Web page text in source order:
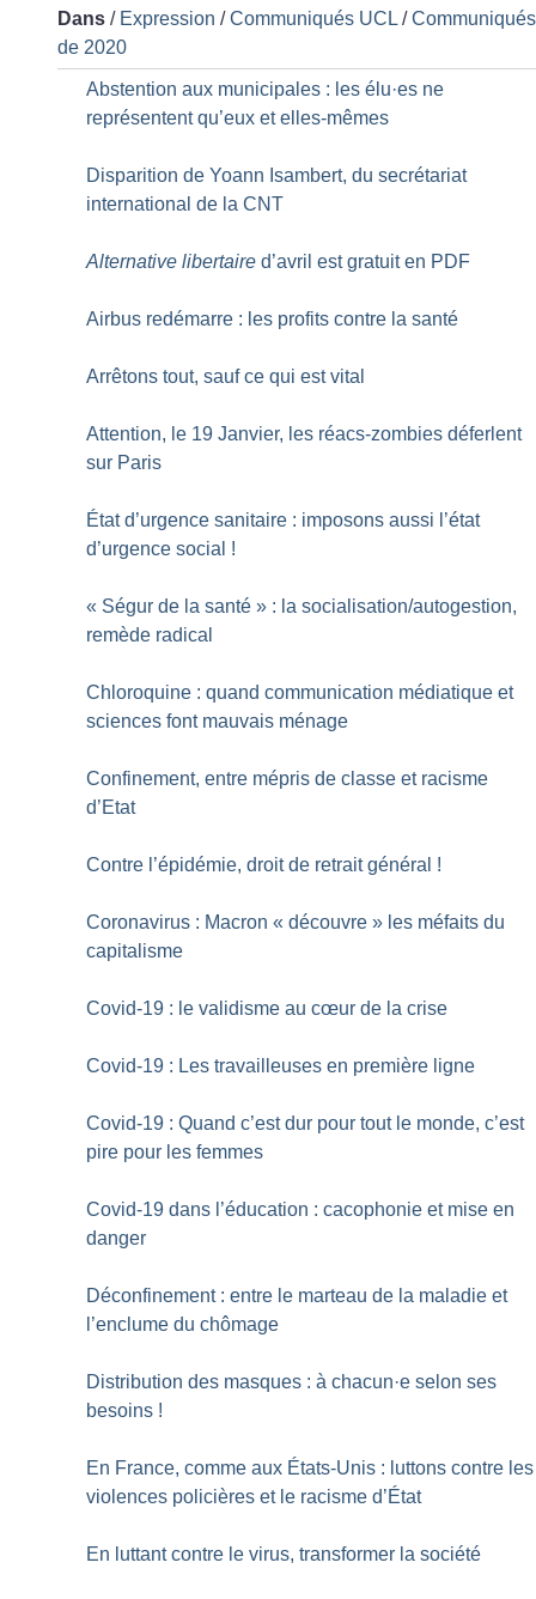
Dans / Expression /Communiqués UCL /Communiqués
de 2020
Abstention aux municipales : les élu·es ne
représentent qu’eux et elles-mêmes
Disparition de Yoann Isambert, du secrétariat
international de la CNT
Alternative libertaire d’avril est gratuit en PDF
Airbus redémarre : les profits contre la santé
Arrêtons tout, sauf ce qui est vital
Attention, le 19 Janvier, les réacs-zombies déferlent
sur Paris
État d’urgence sanitaire : imposons aussi l’état
d’urgence social !
« Ségur de la santé » : la socialisation/autogestion,
remède radical
Chloroquine : quand communication médiatique et
sciences font mauvais ménage
Confinement, entre mépris de classe et racisme
d’Etat
Contre l’épidémie, droit de retrait général !
Coronavirus : Macron « découvre » les méfaits du
capitalisme
Covid-19 : le validisme au cœur de la crise
Covid-19 : Les travailleuses en première ligne
Covid-19 : Quand c’est dur pour tout le monde, c’est
pire pour les femmes
Covid-19 dans l’éducation : cacophonie et mise en
danger
Déconfinement : entre le marteau de la maladie et
l’enclume du chômage
Distribution des masques : à chacun·e selon ses
besoins !
En France, comme aux États-Unis : luttons contre les
violences policières et le racisme d’État
En luttant contre le virus, transformer la société